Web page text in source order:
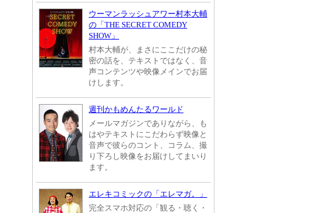
ウーマンラッシュアワー村本大輔
の「THE SECRET COMEDY
SHOW」
村本大輔が、まさにここだけの秘
密の話を、テキストではなく、音
声コンテンツや映像メインでお届
けします。
週刊かもめんたるワールド
メールマガジンでありながら、も
はやテキストにこだわらず映像と
音声で彼らのコント、コラム、撮
り下ろし映像をお届けしてまいり
ます。
エレキコミックの「エレマガ。」
完全スマホ対応の「観る・聴く・